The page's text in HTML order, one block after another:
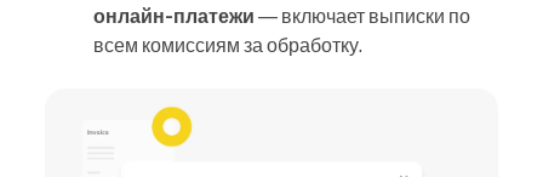
онлайн-платежи — включает выписки по
всем комиссиям за обработку.